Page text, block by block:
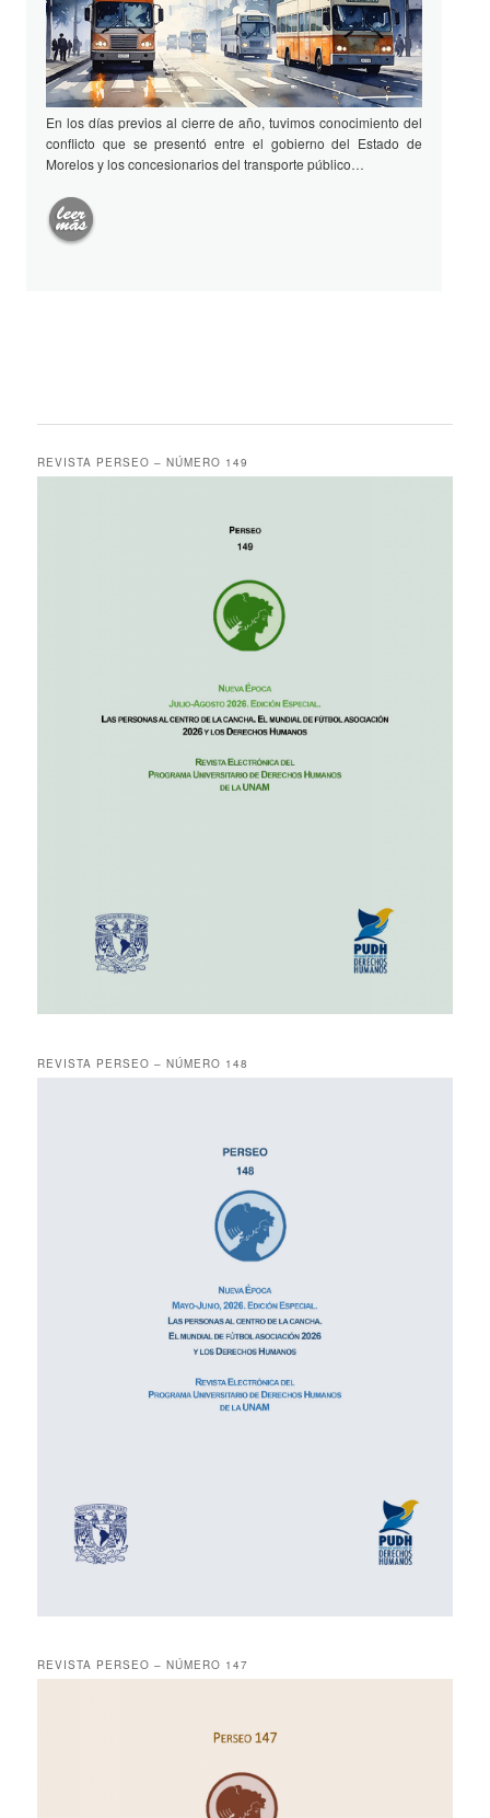
En los días previos al cierre de año, tuvimos conocimiento del
conflicto que se presentó entre el gobierno del Estado de
Morelos y los concesionarios del transporte público…
REVISTA PERSEO – NÚMERO 149
REVISTA PERSEO – NÚMERO 148
REVISTA PERSEO – NÚMERO 147